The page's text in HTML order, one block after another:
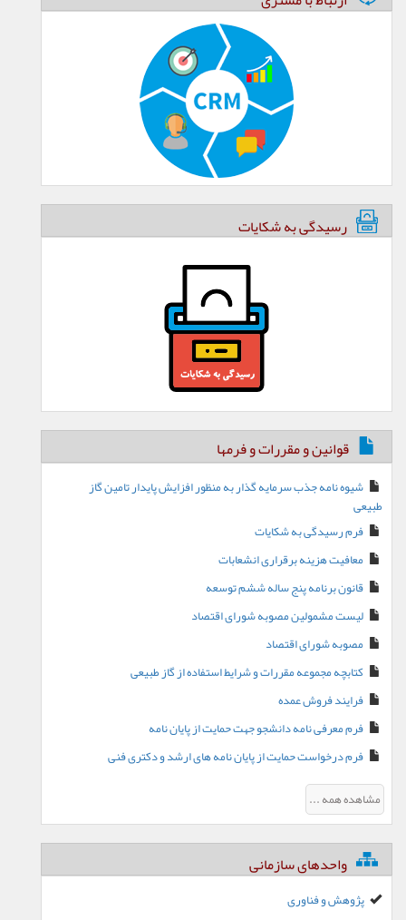
رسیدگی به شکایات
قوانین و مقررات و فرمها
شیوه نامه جذب سرمایه گذار به منظور افزایش پایدار تامین گاز
طبیعی
فرم رسیدگی به شکایات
معافیت هزینه برقراری انشعابات
قانون برنامه پنج ساله ششم توسعه
لیست مشمولین مصوبه شورای اقتصاد
مصوبه شورای اقتصاد
کتابچه مجموعه مقررات و شرایط استفاده از گاز طبیعی
فرایند فروش عمده
فرم معرفی نامه دانشجو جهت حمایت از پایان نامه
فرم درخواست حمایت از پایان نامه های ارشد و دکتری فنی
مشاهده همه ...
واحدهای سازمانی
پژوهش و فناوری